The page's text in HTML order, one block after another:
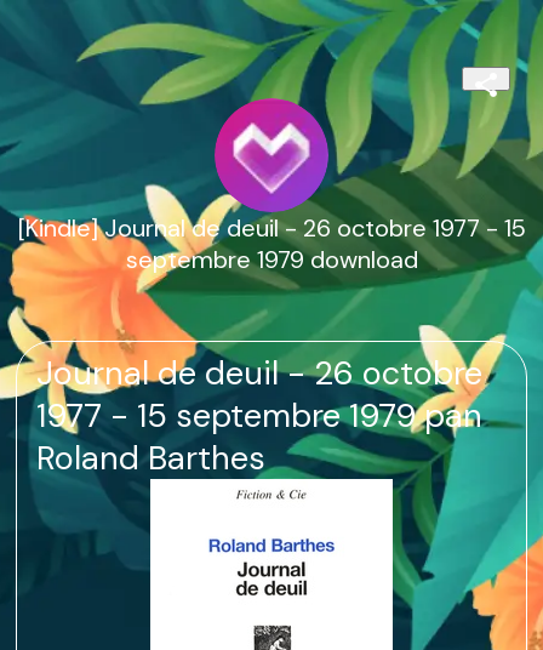
[Kindle] Journal de deuil - 26 octobre 1977 - 15
septembre 1979 download
Journal de deuil - 26 octobre
1977 - 15 septembre 1979 pan
Roland Barthes